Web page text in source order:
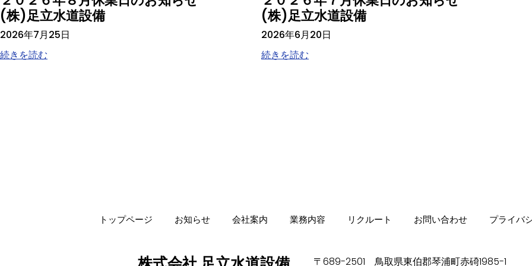
(株)足立水道設備
2026年7月25日
続きを読む
(株)足立水道設備
2026年6月20日
続きを読む
トップページ お知らせ 会社案内 業務内容 リクルート お問い合わせ プライバ
〒689-2501 鳥取県東伯郡琴浦町赤碕1985-1